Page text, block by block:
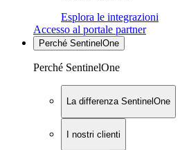
Esplora le integrazioni
Accesso al portale partner
Perché SentinelOne
Perché SentinelOne
La differenza SentinelOne
I nostri clienti